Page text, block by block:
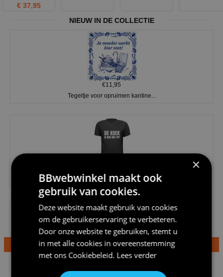
€ 37,95
NIEUW IN DE COLLECTIE
€11,95
Tegeltje voor opruimen kantine...
Shirtje de koek is nog niet op...
€24,95
×
BBwebwinkel maakt ook
gebruik van cookies.
Deze website maakt gebruik van cookies
om de gebruikerservaring te verbeteren.
Door onze website te gebruiken, stemt u
in met alle cookies in overeenstemming
met ons Cookiebeleid. Lees verder